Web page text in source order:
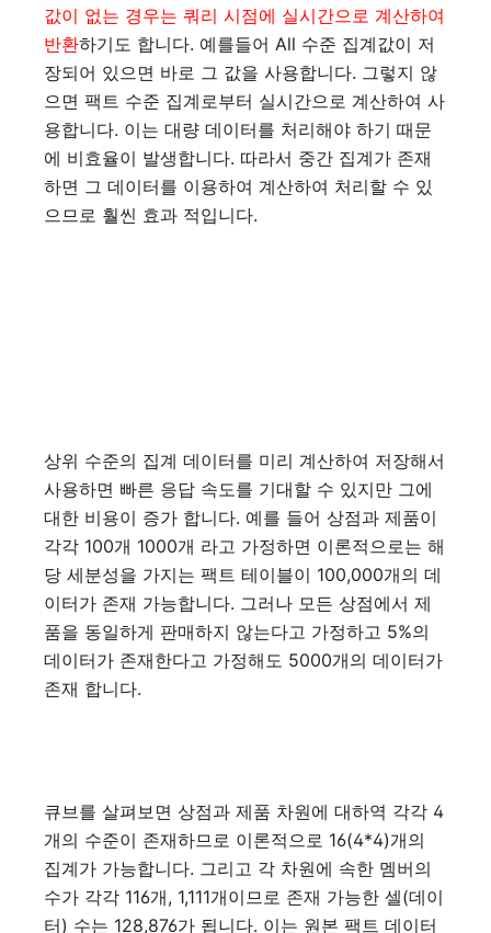
값이 없는 경우는 쿼리 시점에 실시간으로 계산하여
반환하기도 합니다. 예를들어 All 수준 집계값이 저
장되어 있으면 바로 그 값을 사용합니다. 그렇지 않
으면 팩트 수준 집계로부터 실시간으로 계산하여 사
용합니다. 이는 대량 데이터를 처리해야 하기 때문
에 비효율이 발생합니다. 따라서 중간 집계가 존재
하면 그 데이터를 이용하여 계산하여 처리할 수 있
으므로 훨씬 효과 적입니다.
상위 수준의 집계 데이터를 미리 계산하여 저장해서
사용하면 빠른 응답 속도를 기대할 수 있지만 그에
대한 비용이 증가 합니다. 예를 들어 상점과 제품이
각각 100개 1000개 라고 가정하면 이론적으로는 해
당 세분성을 가지는 팩트 테이블이 100,000개의 데
이터가 존재 가능합니다. 그러나 모든 상점에서 제
품을 동일하게 판매하지 않는다고 가정하고 5%의
데이터가 존재한다고 가정해도 5000개의 데이터가
존재 합니다.
큐브를 살펴보면 상점과 제품 차원에 대하역 각각 4
개의 수준이 존재하므로 이론적으로 16(4*4)개의
집계가 가능합니다. 그리고 각 차원에 속한 멤버의
수가 각각 116개, 1,111개이므로 존재 가능한 셀(데이
터) 수는 128,876가 됩니다. 이는 원본 팩트 데이터